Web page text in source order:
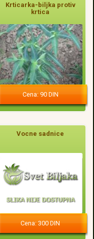
Krticarka-biljka protiv
krtica
Cena: 90 DIN
Vocne sadnice
Cena: 300 DIN